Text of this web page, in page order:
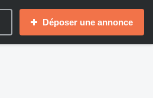
Déposer une annonce